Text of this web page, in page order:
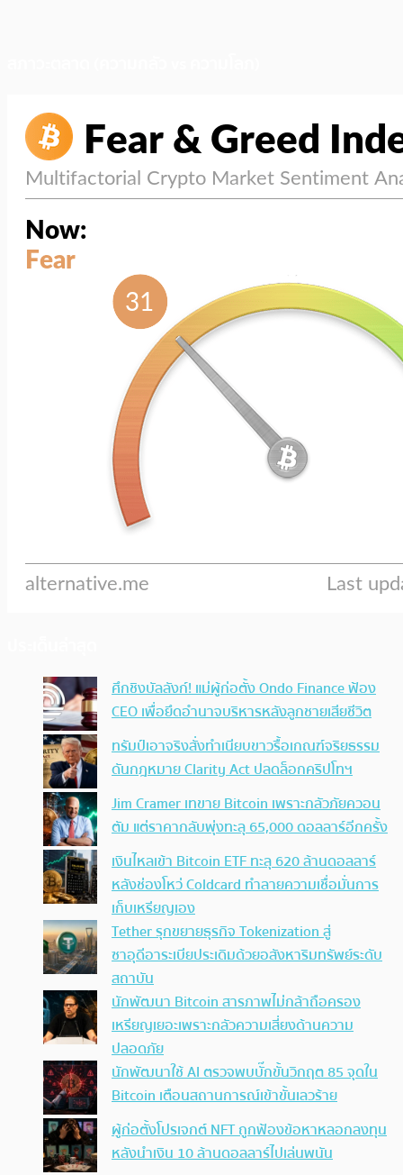
ศึกชิงบัลลังก์! แม่ผู้ก่อตั้ง Ondo Finance ฟ้อง
CEO เพื่อยึดอำนาจบริหารหลังลูกชายเสียชีวิต
ทรัมป์เอาจริง สั่งทำเนียบขาวรื้อเกณฑ์จริยธรรม
ดันกฎหมาย Clarity Act ปลดล็อกคริปโทฯ
Jim Cramer เทขาย Bitcoin เพราะกลัวภัยควอน
ตัม แต่ราคากลับพุ่งทะลุ 65,000 ดอลลาร์อีกครั้ง
เงินไหลเข้า Bitcoin ETF ทะลุ 620 ล้านดอลลาร์
หลังช่องโหว่ Coldcard ทำลายความเชื่อมั่นการ
เก็บเหรียญเอง
Tether รุกขยายธุรกิจ Tokenization สู่
ซาอุดีอาระเบียประเดิมด้วยอสังหาริมทรัพย์ระดับ
สถาบัน
นักพัฒนา Bitcoin สารภาพไม่กล้าถือครอง
เหรียญเยอะเพราะกลัวความเสี่ยงด้านความ
ปลอดภัย
นักพัฒนาใช้ AI ตรวจพบบั๊กขั้นวิกฤต 85 จุดใน
Bitcoin เตือนสถานการณ์เข้าขั้นเลวร้าย
ผู้ก่อตั้งโปรเจกต์ NFT ถูกฟ้องข้อหาหลอกลงทุน
หลังนำเงิน 10 ล้านดอลลาร์ไปเล่นพนัน